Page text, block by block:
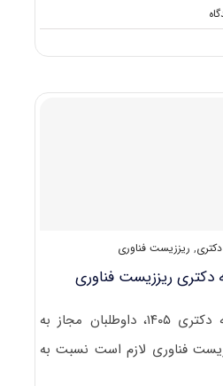
on
کارنامه
آزمون
, ریززیست فناوری
ریززیست فناوری
پس از اعلام نتایج اولیه دکتری ۱۴۰۵، داوطلبان مجاز به
فناوری لازم است نسبت به